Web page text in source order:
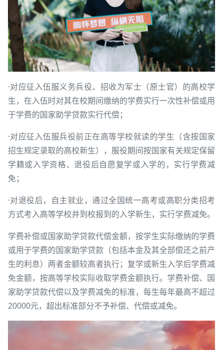
·对应征入伍服义务兵役、招收为军士（原士官）的高校学
生，在入伍时对其在校期间缴纳的学费实行一次性补偿或用
于学费的国家助学贷款实行代偿；
·对应征入伍服兵役前正在高等学校就读的学生（含按国家
招生规定录取的高校新生），服役期间按国家有关规定保留
学籍或入学资格、退役后自愿复学或入学的，实行学费减
免；
·对退役后，自主就业，通过全国统一高考或高职分类招考
方式考入高等学校并到校报到的入学新生，实行学费减免。
学费补偿或国家助学贷款代偿金额，按学生实际缴纳的学费
或用于学费的国家助学贷款（包括本金及其全部偿还之前产
生的利息）两者金额较高者执行；复学或新生入学后学费减
免金额，按高等学校实际收取学费金额执行。学费补偿、国
家助学贷款代偿以及学费减免的标准，每生每年最高不超过
20000元，超出标准部分不予补偿、代偿或减免。